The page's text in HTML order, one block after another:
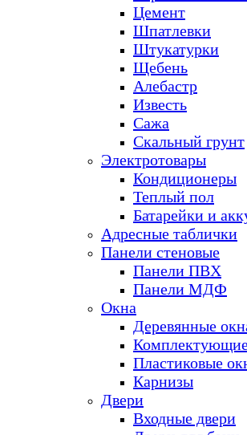
Цемент
Шпатлевки
Штукатурки
Щебень
Алебастр
Известь
Сажа
Скальный грунт
Электротовары
Кондиционеры
Теплый пол
Батарейки и
Адресные таблички
Панели стеновые
Панели ПВХ
Панели МДФ
Окна
Деревянные
Пластиковые
Карнизы
Двери
Входные двери